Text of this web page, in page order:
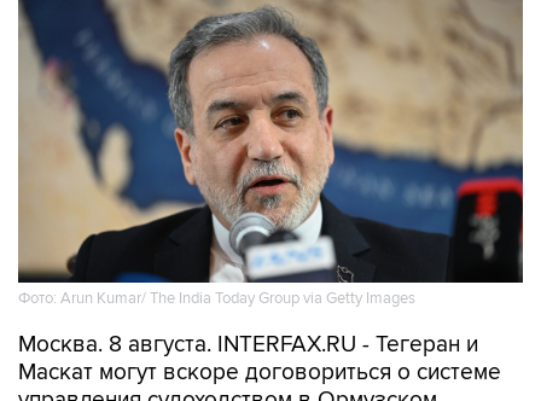
Фото: Arun Kumar/ The India Today Group via Getty Images
Москва. 8 августа. INTERFAX.RU - Тегеран и
Маскат могут вскоре договориться о системе